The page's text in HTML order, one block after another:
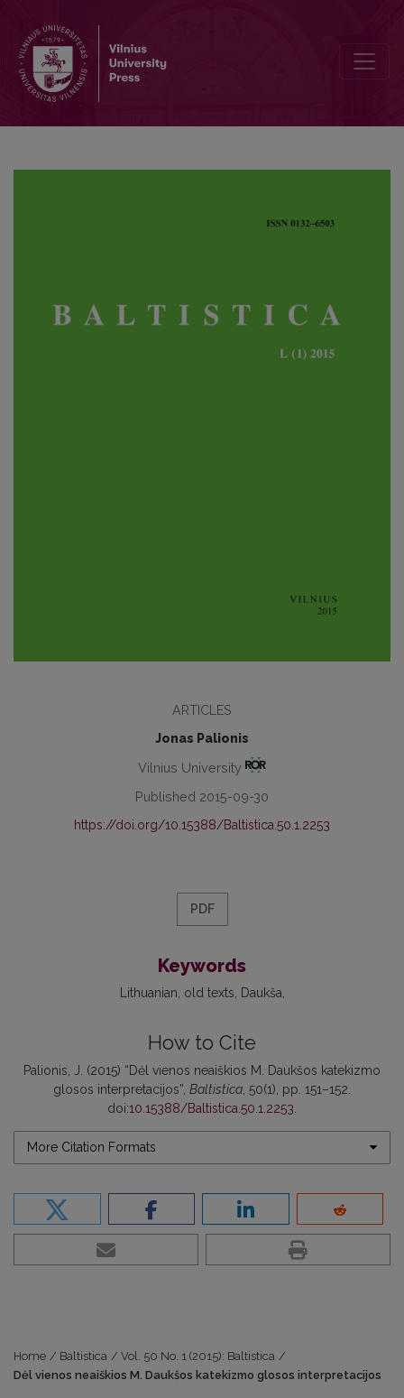
ARTICLES
Jonas Palionis
Vilnius University
Published 2015-09-30
https://doi.org/10.15388/Baltistica.50.1.2253
PDF
Keywords
Lithuanian old texts Daukša
How to Cite
Palionis, J. (2015) “Dėl vienos neaiškios M. Daukšos katekizmo
glosos interpretacijos”, Baltistica , 50(1), pp. 151–152.
doi:10.15388/Baltistica.50.1.2253
More Citation Formats
Home / Baltistica / Vol. 50 No. 1 (2015): Baltistica /
Dėl vienos neaiškios M. Daukšos katekizmo glosos interpretacijos